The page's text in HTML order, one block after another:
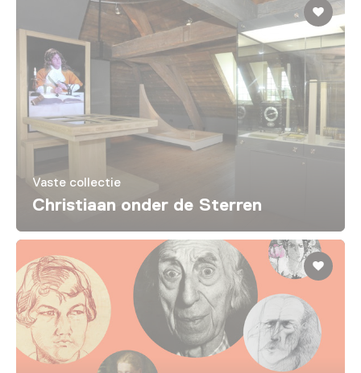
Vaste collectie
Christiaan onder de Sterren